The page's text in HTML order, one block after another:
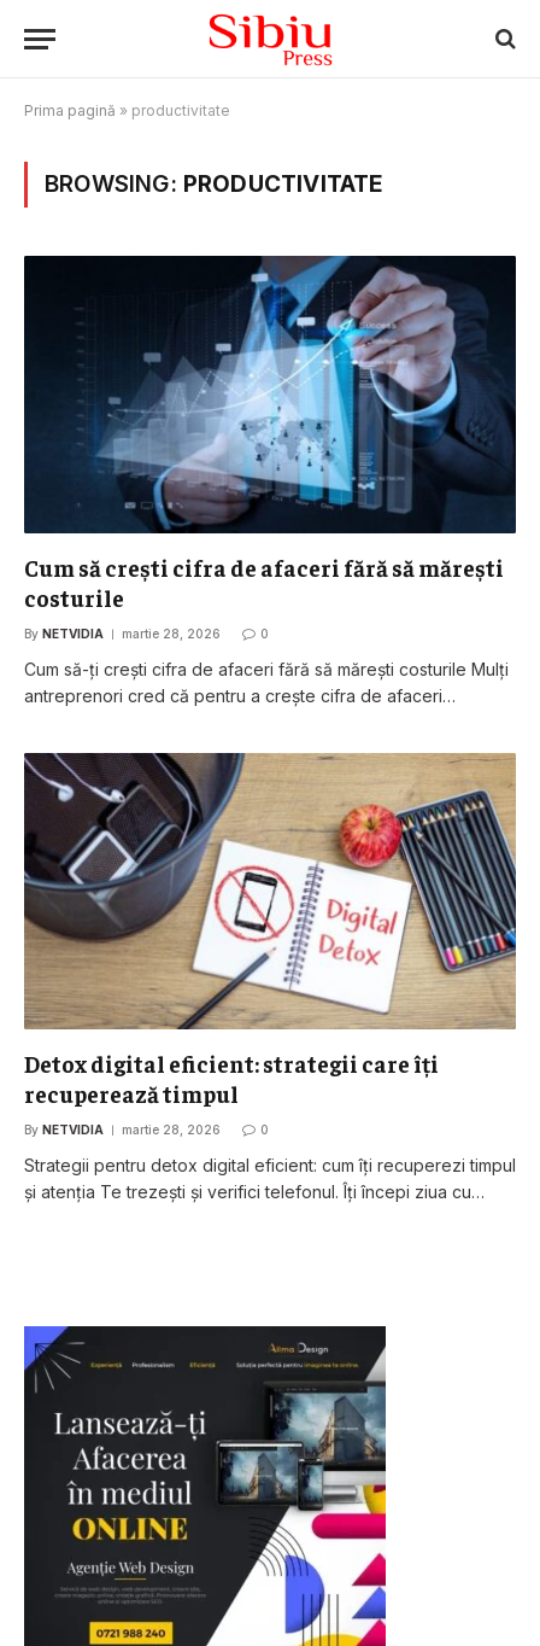
Prima pagină » productivitate
BROWSING: PRODUCTIVITATE
Cum să crești cifra de afaceri fără să mărești
costurile
By NETVIDIA martie 28, 2026 0
Cum să-ți crești cifra de afaceri fără să mărești costurile Mulți
antreprenori cred că pentru a crește cifra de afaceri…
Detox digital eficient: strategii care îți
recuperează timpul
By NETVIDIA martie 28, 2026 0
Strategii pentru detox digital eficient: cum îți recuperezi timpul
și atenția Te trezești și verifici telefonul. Îți începi ziua cu…